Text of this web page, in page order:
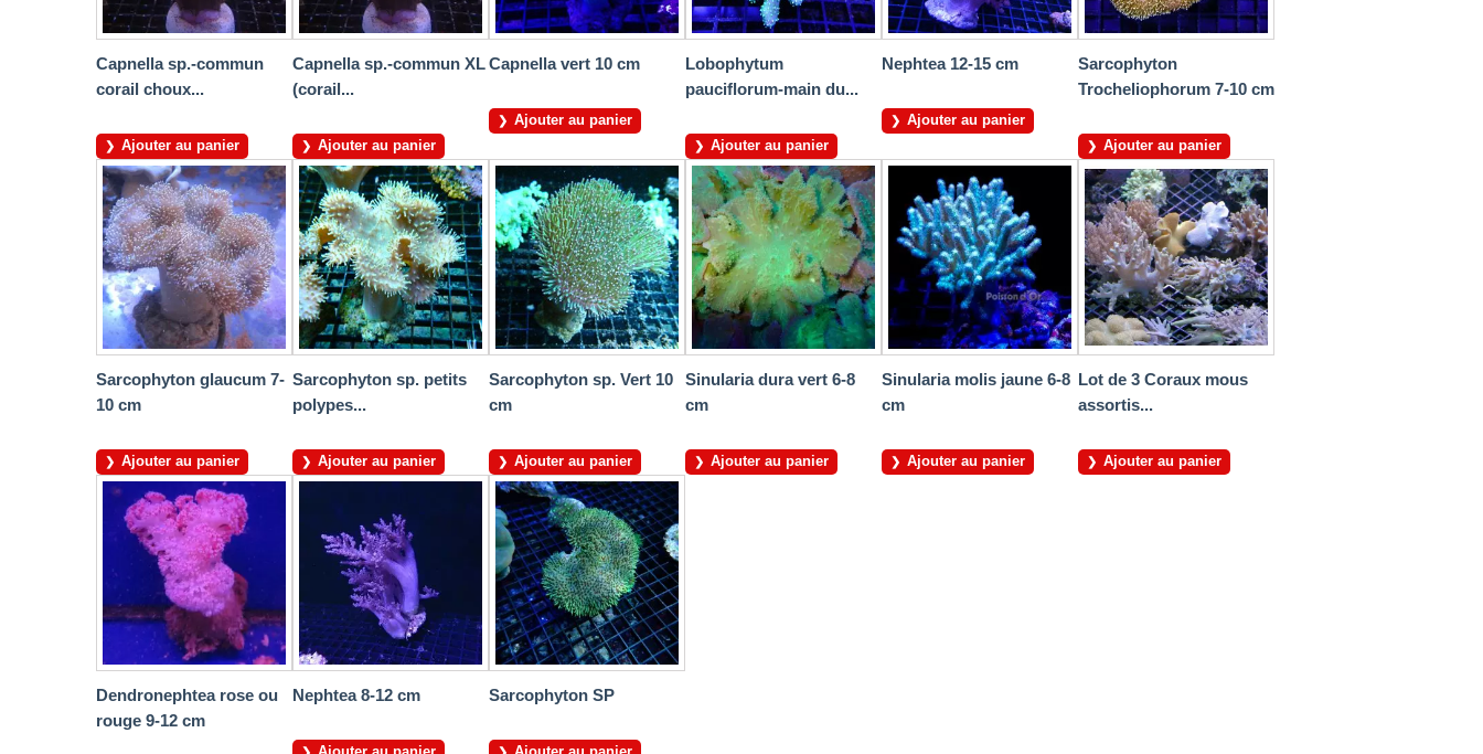
Capnella sp.-commun
corail choux...
Ajouter au panier
Capnella sp.-commun XL
(corail...
Ajouter au panier
Capnella vert 10 cm
Ajouter au panier
Lobophytum
pauciflorum-main du...
Ajouter au panier
Nephtea 12-15 cm
Ajouter au panier
Sarcophyton
Trocheliophorum 7-10 cm
Ajouter au panier
Sarcophyton glaucum 7-
10 cm
Ajouter au panier
Sarcophyton sp. petits
polypes...
Ajouter au panier
Sarcophyton sp. Vert 10
cm
Ajouter au panier
Sinularia dura vert 6-8
cm
Ajouter au panier
Sinularia molis jaune 6-8
cm
Ajouter au panier
Lot de 3 Coraux mous
assortis...
Ajouter au panier
Dendronephtea rose ou
rouge 9-12 cm
Nephtea 8-12 cm Sarcophyton SP